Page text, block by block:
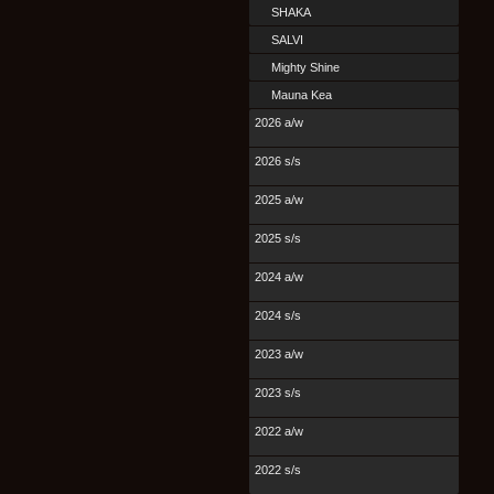
SHAKA
SALVI
Mighty Shine
Mauna Kea
2026 a/w
2026 s/s
2025 a/w
2025 s/s
2024 a/w
2024 s/s
2023 a/w
2023 s/s
2022 a/w
2022 s/s